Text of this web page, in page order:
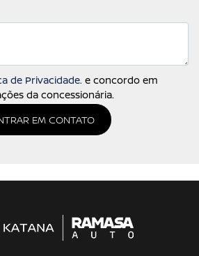
de Privacidade. e concordo em
da concessionária.
EM CONTATO